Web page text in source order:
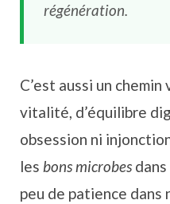
régénération.
C’est aussi un chemin
vitalité, d’équilibre
obsession ni
les bons microbes
peu de patience dans